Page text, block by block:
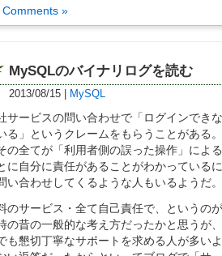
Comments »
MySQLのバイナリログを読む
2013/08/15 MySQL
サービスの問い合わせで「ログインでき
る」というクレームをもらうことがある
の全てが「利用者側の誤った操作」によ
に自分に責任があることがわかっている
い合わせしてくるような人もいるようだ。
のサービス・全て自己責任で、というの
の昔の一般的な考え方だったかと思うが
も懇切丁寧なサポートを求める人が多い